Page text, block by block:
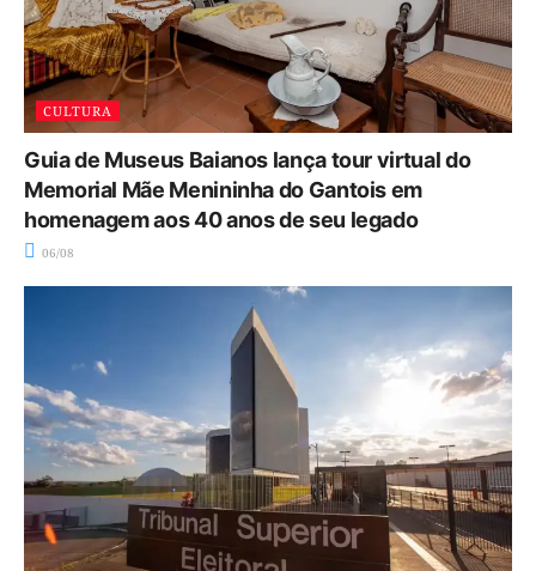
CULTURA
Guia de Museus Baianos lança tour virtual do
Memorial Mãe Menininha do Gantois em
homenagem aos 40 anos de seu legado
06/08